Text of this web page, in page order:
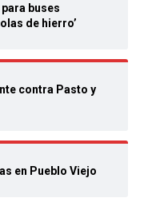
buses
de hierro’
contra Pasto y
en Pueblo Viejo